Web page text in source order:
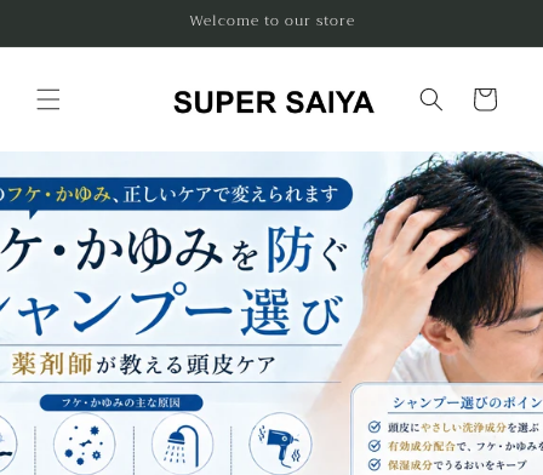
進む
Welcome to our store
ー